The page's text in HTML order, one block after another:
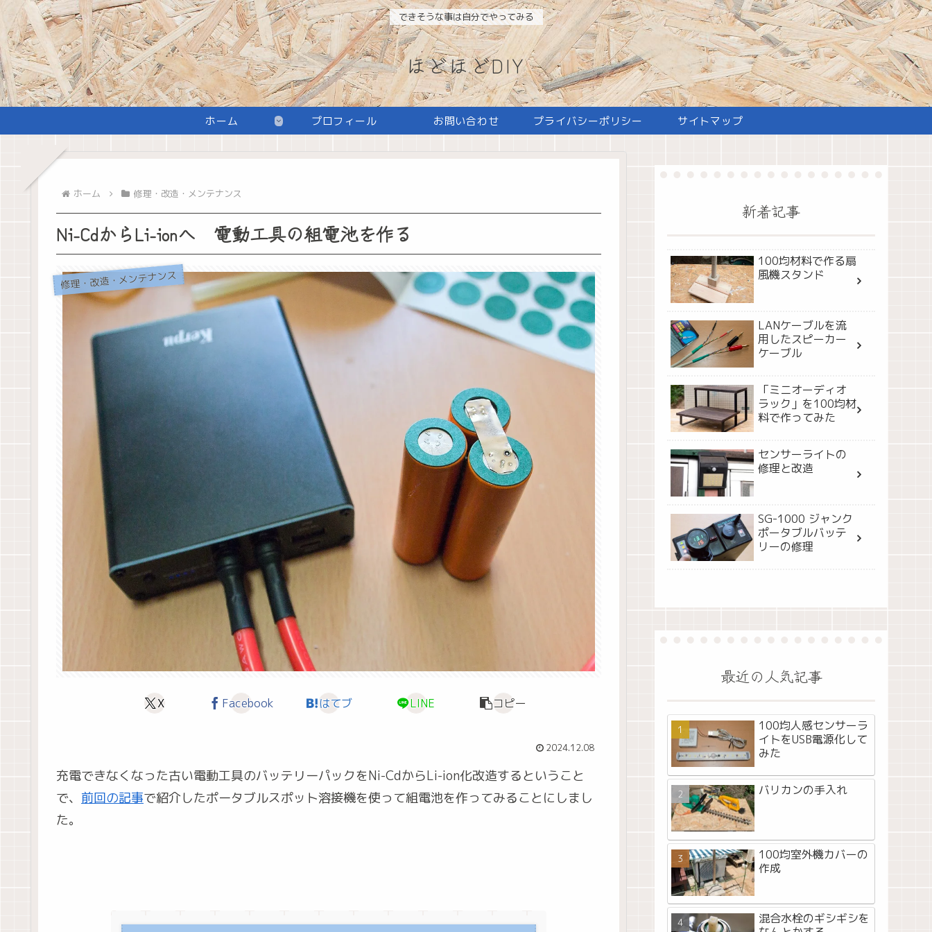
できそうな事は自分でやってみる
ほどほどDIY
ホーム プロフィール お問い合わせ プライバシーポリシー サイトマップ
ホーム 修理・改造・メンテナンス
Ni-CdからLi-ionへ 電動工具の組電池を作る
修理・改造・メンテナンス
X Facebook はてブ LINE コピー
2024.12.08
充電できなくなった古い電動工具のバッテリーパックをNi-CdからLi-ion化改造するということ
で、 前回の記事で紹介したポータブルスポット溶接機を使って組電池を作ってみることにしまし
た。
新着記事
100均材料で作る扇
風機スタンド
LANケーブルを流
用したスピーカー
ケーブル
「ミニオーディオ
ラック」を100均材
料で作ってみた
センサーライトの
修理と改造
SG-1000 ジャンク
ポータブルバッテ
リーの修理
最近の人気記事
100均人感センサーラ
イトをUSB電源化して
みた
バリカンの手入れ
100均室外機カバーの
作成
混合水栓のギシギシを